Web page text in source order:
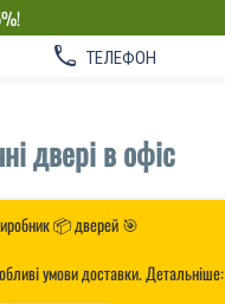
ТЕЛЕФОН
двері в офіс
📦 дверей 🎯
умови доставки. Детальніше: